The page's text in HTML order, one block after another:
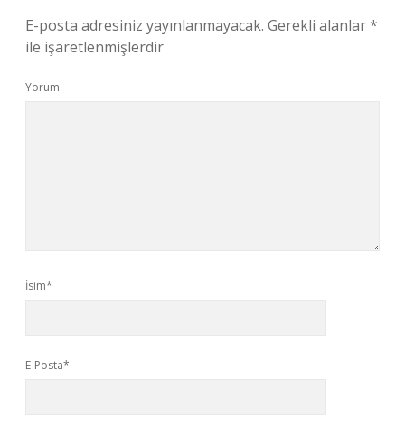
E-posta adresiniz yayınlanmayacak. Gerekli alanlar*
ile işaretlenmişlerdir
Yorum
İsim*
E-Posta*